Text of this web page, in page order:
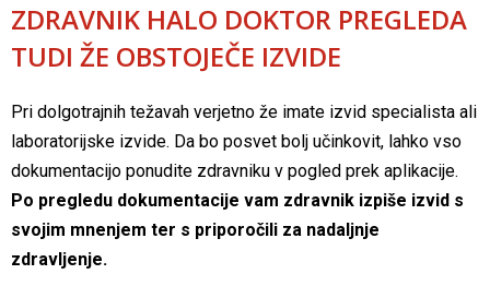
ZDRAVNIK HALO DOKTOR PREGLEDA
TUDI ŽE OBSTOJEČE IZVIDE
Pri dolgotrajnih težavah verjetno že imate izvid specialista ali
laboratorijske izvide. Da bo posvet bolj učinkovit, lahko vso
dokumentacijo ponudite zdravniku v pogled prek aplikacije.
Po pregledu dokumentacije vam zdravnik izpiše izvid s
svojim mnenjem ter s priporočili za nadaljnje
zdravljenje.